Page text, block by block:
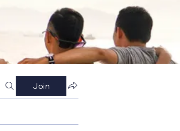
Join